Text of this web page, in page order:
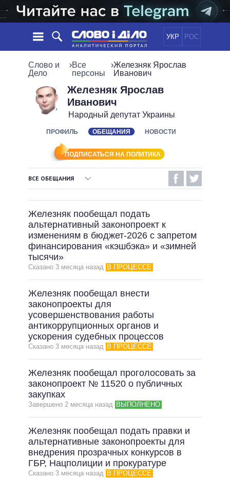
УКР РОС
НОВОСТИ
ЛЕНТА
СОБЫТИЯ
МНЕНИЯ
ОБЗОРЫ
ДАЙДЖЕСТЫ
ПОЛИТИКА
ОБЩЕСТВО
МИР
ОБЕЩАНИЯ
ПОЛИТИКИ
ВСЕ ПОЛИТИКИ
ПРЕЗИДЕНТ И ОФИС
ВЕРХОВНАЯ РАДА
КАБИНЕТ МИНИСТРОВ
ВСЕ ПЕРСОНЫ
ИНФОГРАФИКА
ВИДЕО
ПОДДЕРЖАТЬ
СРАВНЕНИЕ ПОЛИТИКОВ
Слово и
Дело
›Все
персоны
›Железняк Ярослав
Иванович
Железняк Ярослав
Иванович
Народный депутат Украины
ПРОФИЛЬ ОБЕЩАНИЯ НОВОСТИ
ПОДПИСАТЬСЯ НА ПОЛИТИКА
ВСЕ ОБЕЩАНИЯ
НЕВЫПОЛНЕННЫЕ ОБЕЩАНИЯ
ОБЕЩАНИЯ В ПРОЦЕССЕ
ВСЕ ОБЕЩАНИЯ
АРХИВНЫЕ ОБЕЩАНИЯ
Железняк пообещал подать
альтернативный законопроект к
изменениям в бюджет-2026 с запретом
финансирования «кэшбэка» и «зимней
тысячи»
Сказано 3 месяца назад В ПРОЦЕССЕ
Железняк пообещал внести
законопроекты для
усовершенствования работы
антикоррупционных органов и
ускорения судебных процессов
Сказано 3 месяца назад В ПРОЦЕССЕ
Железняк пообещал проголосовать за
законопроект № 11520 о публичных
закупках
Завершено 2 месяца назад ВЫПОЛНЕНО
Железняк пообещал подать правки и
альтернативные законопроекты для
внедрения прозрачных конкурсов в
ГБР, Нацполиции и прокуратуре
Сказано 3 месяца назад В ПРОЦЕССЕ